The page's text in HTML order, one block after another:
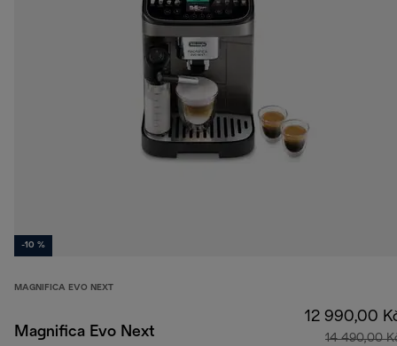
-10 %
MAGNIFICA EVO NEXT
Magnifica Evo Next
12 990,00
14 490,00